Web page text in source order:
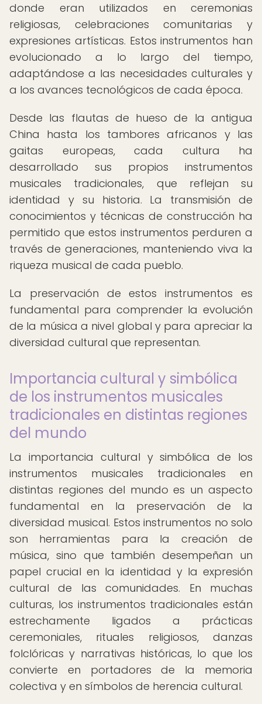
donde eran utilizados en ceremonias
religiosas, celebraciones comunitarias y
expresiones artísticas. Estos instrumentos han
evolucionado a lo largo del tiempo,
adaptándose a las necesidades culturales y
a los avances tecnológicos de cada época.
Desde las flautas de hueso de la antigua
China hasta los tambores africanos y las
gaitas europeas, cada cultura ha
desarrollado sus propios instrumentos
musicales tradicionales, que reflejan su
identidad y su historia. La transmisión de
conocimientos y técnicas de construcción ha
permitido que estos instrumentos perduren a
través de generaciones, manteniendo viva la
riqueza musical de cada pueblo.
La preservación de estos instrumentos es
fundamental para comprender la evolución
de la música a nivel global y para apreciar la
diversidad cultural que representan.
Importancia cultural y simbólica
de los instrumentos musicales
tradicionales en distintas regiones
del mundo
La importancia cultural y simbólica de los
instrumentos musicales tradicionales en
distintas regiones del mundo es un aspecto
fundamental en la preservación de la
diversidad musical. Estos instrumentos no solo
son herramientas para la creación de
música, sino que también desempeñan un
papel crucial en la identidad y la expresión
cultural de las comunidades. En muchas
culturas, los instrumentos tradicionales están
estrechamente ligados a prácticas
ceremoniales, rituales religiosos, danzas
folclóricas y narrativas históricas, lo que los
convierte en portadores de la memoria
colectiva y en símbolos de herencia cultural.